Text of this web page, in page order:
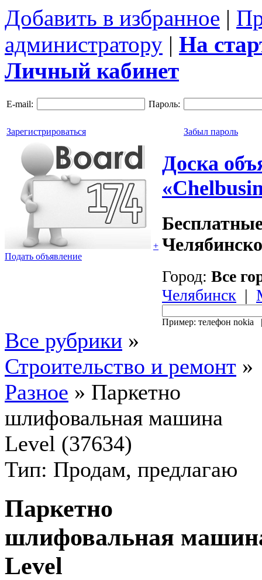
Добавить в избранное |
администратору | На
Личный кабинет
E-mail: Пароль:
Зарегистрироваться Забыл пароль
+
Подать объявление
Доска
Город: Все
Челябинск |
Пример: телефон
Все рубрики »
Строительство и ремонт »
Разное » Паркетно
шлифовальная машина
Level (37634)
Тип: Продам, предлагаю
Паркетно
шлифовальная
Level